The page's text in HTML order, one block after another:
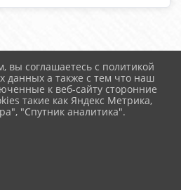
данных
вы соглашаетесь с политикой
данных а также с тем что наш
к веб-сайту сторонние
такие как Яндекс Метрика,
"Спутник аналитика".